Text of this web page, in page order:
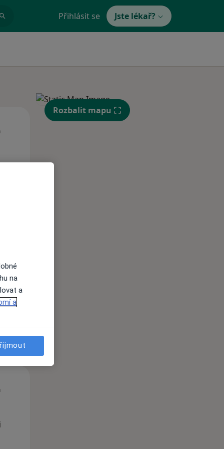
Přihlásit se Jste lékař?
Pá So
Rozbalit mapu
na
a
a